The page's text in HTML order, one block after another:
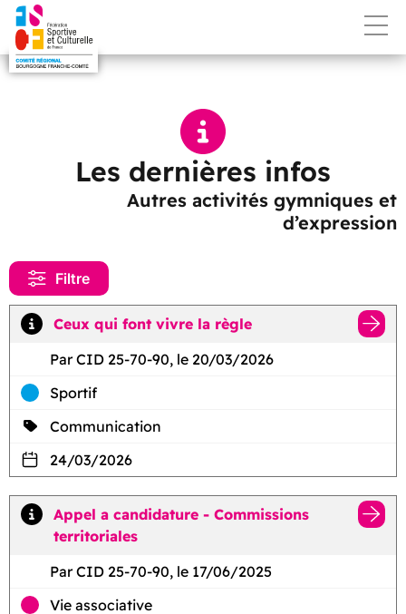
Les dernières infos
Autres activités gymniques et
d’expression
Filtre
Ceux qui font vivre la règle
Par CID 25-70-90, le 20/03/2026
Sportif
Communication
24/03/2026
Appel a candidature - Commissions
territoriales
Par CID 25-70-90, le 17/06/2025
Vie associative